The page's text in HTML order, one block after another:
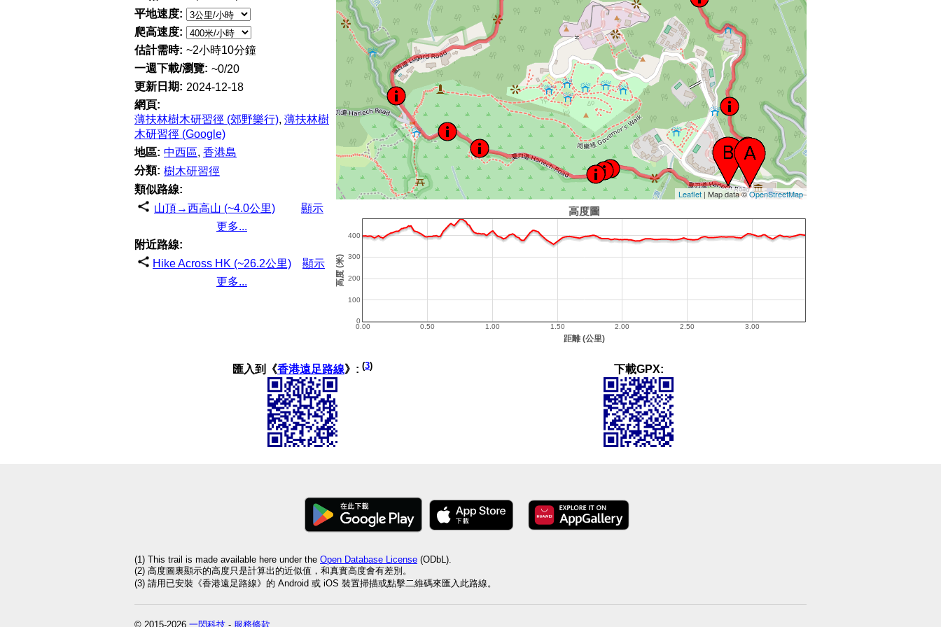
平地速度:
爬高速度:
估計需時: ~2小時10分鐘
一週下載/瀏覽: ~0/20
更新日期: 2024-12-18
網頁:
薄扶林樹木研習徑 (郊野樂行), 薄扶林樹
木研習徑 (Google)
地區: 中西區, 香港島
分類: 樹木研習徑
類似路線:
山頂→西高山 (~4.0公里)
顯示
更多...
附近路線:
Hike Across HK (~26.2公里)
顯示
更多...
Leaflet | Map data ©OpenStreetMap
匯入到《香港遠足路線》: (3) 下載GPX:
(1) This trail is made available here under the Open Database License (ODbL).
(2) 高度圖裏顯示的高度只是計算出的近似值，和真實高度會有差別。
(3) 請用已安裝《香港遠足路線》的 Android 或 iOS 裝置掃描或點擊二維碼來匯入此路線。
© 2015-2026 一閃科技 - 服務條款